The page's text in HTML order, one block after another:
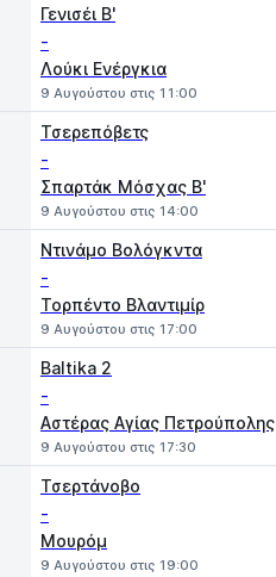
Γενισέι Β'
-
Λούκι Ενέργκια
9 Αυγούστου στις 11:00
Τσερεπόβετς
-
Σπαρτάκ Μόσχας Β'
9 Αυγούστου στις 14:00
Ντινάμο Βολόγκντα
-
Τορπέντο Βλαντιμίρ
9 Αυγούστου στις 17:00
Baltika 2
-
Αστέρας Αγίας Πετρούπολης
9 Αυγούστου στις 17:30
Τσερτάνοβο
-
Μουρόμ
9 Αυγούστου στις 19:00